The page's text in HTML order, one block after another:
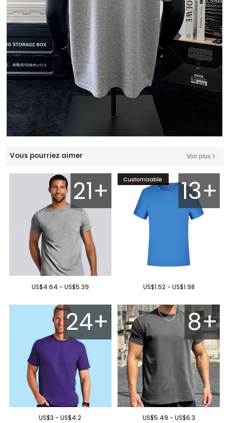
Vous pourriez aimer Voir plus
21+
US$4.64 - US$5.39
13+
US$1.52 - US$1.98
24+
US$3 - US$4.2
8+
US$5.49 - US$6.3